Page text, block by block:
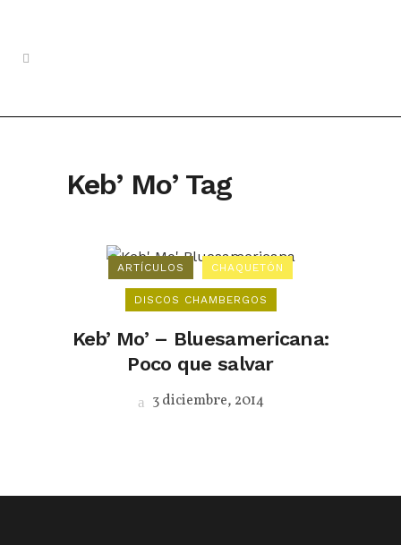
Keb’ Mo’ Tag
ARTÍCULOS CHAQUETÓN
DISCOS CHAMBERGOS
Keb’ Mo’ – Bluesamericana:
Poco que salvar
3 diciembre, 2014